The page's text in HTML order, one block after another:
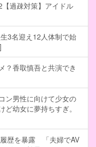
【過疎対策】アイドル
3名迎え12人体制で始
？香取慎吾と共演でき
ン男性に向けて少女の
幼女に夢持ちすぎ。
履歴を暴露 「夫婦でAV